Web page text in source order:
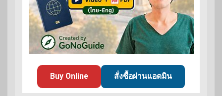
Buy Online สั่งซื้อผ่านแอดมิน